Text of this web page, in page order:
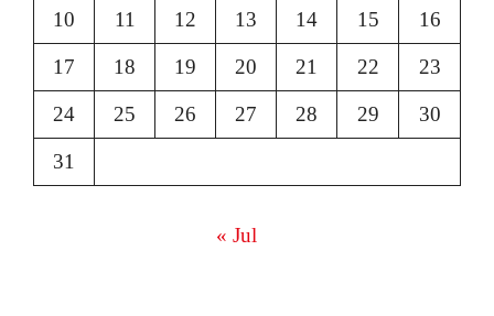
10 11 12 13 14 15 16
17 18 19 20 21 22 23
24 25 26 27 28 29 30
31
« Jul